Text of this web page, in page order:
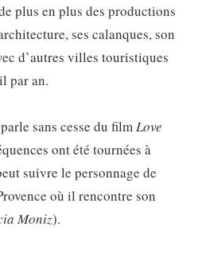
plus en plus des productions
ses calanques, son
d’autres villes touristiques
par an.
sans cesse du filmLove
ont été tournées à
suivre le personnage de
où il rencontre son
Moniz).